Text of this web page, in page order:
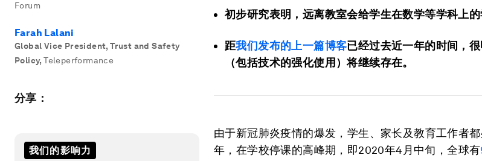
Forum
Farah Lalani
Global Vice President, Trust and Safety
Policy, Teleperformance
分享：
我们的影响力
初步研究表明，远离教室会给学生在数学等学科上的
距我们发布的上一篇博客已经过去近一年的时间，
（包括技术的强化使用）将继续存在。
由于新冠肺炎疫情的爆发，学生、家长及教育工作者
年，在学校停课的高峰期，即2020年4月中旬，全球有